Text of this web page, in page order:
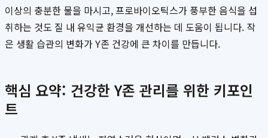
이상의 충분한 물을 마시고, 프로바이오틱스가 풍부한 음식을 섭
취하는 것도 질 내 유익균 환경을 개선하는 데 도움이 됩니다. 작
은 생활 습관의 변화가 Y존 건강에 큰 차이를 만듭니다.
핵심 요약: 건강한 Y존 관리를 위한 키포인
트